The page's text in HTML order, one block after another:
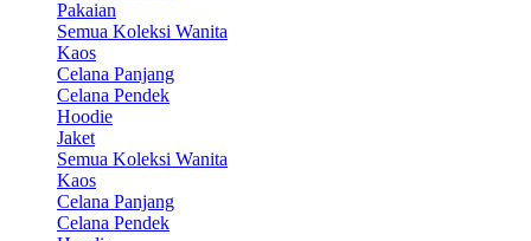
Pakaian
Semua Koleksi Wanita
Kaos
Celana Panjang
Celana Pendek
Hoodie
Jaket
Semua Koleksi Wanita
Kaos
Celana Panjang
Celana Pendek